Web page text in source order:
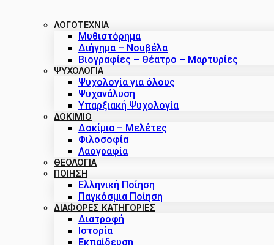
ΛΟΓΟΤΕΧΝΙΑ
Μυθιστόρημα
Διήγημα – Νουβέλα
Βιογραφίες – Θέατρο – Μαρτυρίες
ΨΥΧΟΛΟΓΙΑ
Ψυχολογία για όλους
Ψυχανάλυση
Υπαρξιακή Ψυχολογία
ΔΟΚΊΜΙΟ
Δοκίμια – Μελέτες
Φιλοσοφία
Λαογραφία
ΘΕΟΛΟΓΙΑ
ΠΟΙΗΣΗ
Ελληνική Ποίηση
Παγκόσμια Ποίηση
ΔΙΑΦΟΡΕΣ ΚΑΤΗΓΟΡΙΕΣ
Διατροφή
Ιστορία
Εκπαίδευση